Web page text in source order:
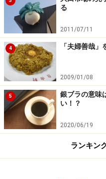
る
2011/07/11
4 「夫婦善哉
2009/01/08
5
銀ブラの意味
い！？
2020/06/19
ランキン